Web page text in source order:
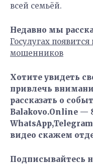
всей семьёй.
Недавно мы
Госулугах
мошенников
Хотите увидеть
привлечь
рассказать о
Balakovo.Online —
видео скажем
Подписывайтесь